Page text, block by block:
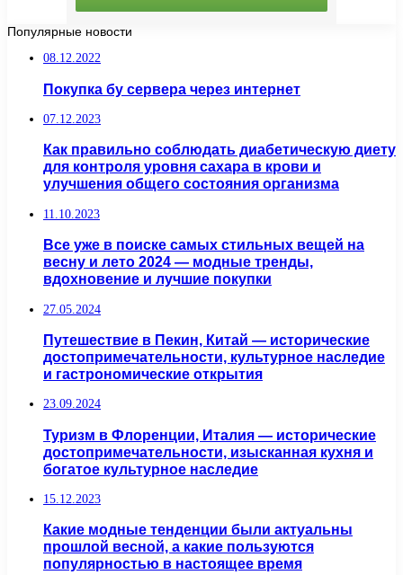
Популярные новости
08.12.2022
Покупка бу сервера через интернет
07.12.2023
Как правильно соблюдать диабетическую диету
для контроля уровня сахара в крови и
улучшения общего состояния организма
11.10.2023
Все уже в поиске самых стильных вещей на
весну и лето 2024 — модные тренды,
вдохновение и лучшие покупки
27.05.2024
Путешествие в Пекин, Китай — исторические
достопримечательности, культурное наследие
и гастрономические открытия
23.09.2024
Туризм в Флоренции, Италия — исторические
достопримечательности, изысканная кухня и
богатое культурное наследие
15.12.2023
Какие модные тенденции были актуальны
прошлой весной, а какие пользуются
популярностью в настоящее время